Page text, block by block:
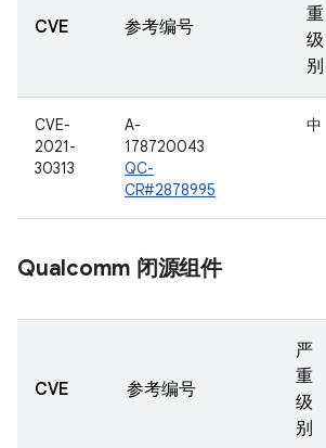
CVE 参考编号
重
级
别
CVE-
2021-
30313
A-
178720043
QC-
CR#2878995
中
Qualcomm 闭源组件
CVE 参考编号
严
重
级
别